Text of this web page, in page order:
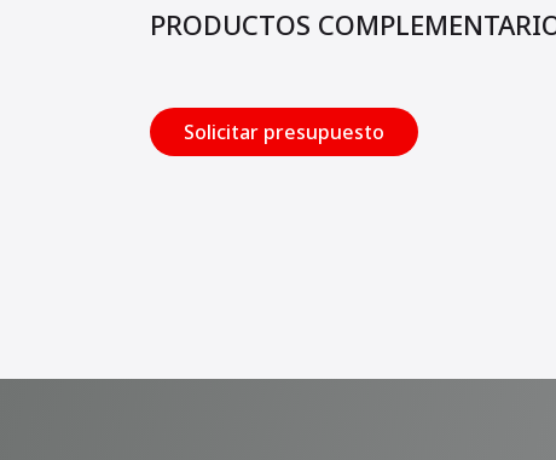
PRODUCTOS
Solicitar presupuesto